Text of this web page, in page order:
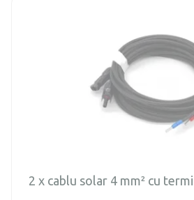
2 x cablu solar 4 mm² cu